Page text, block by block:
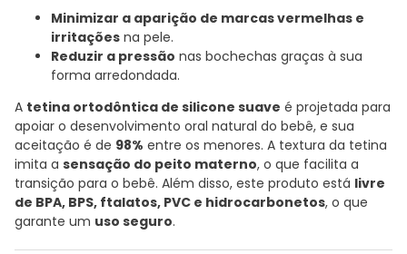
Minimizar a aparição de marcas vermelhas e
irritações na pele.
Reduzir a pressão nas bochechas graças à sua
forma arredondada.
A tetina ortodôntica de silicone suave é projetada para
apoiar o desenvolvimento oral natural do bebê, e sua
aceitação é de 98% entre os menores. A textura da tetina
imita a sensação do peito materno, o que facilita a
transição para o bebê. Além disso, este produto está livre
de BPA, BPS, ftalatos, PVC e hidrocarbonetos, o que
garante um uso seguro.